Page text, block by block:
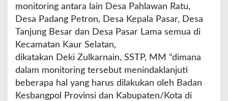
o
t
o
r
g
S
monitoring antara lain Desa Pahlawan Ratu,
Desa Padang Petron, Desa Kepala Pasar, Desa
Tanjung Besar dan Desa Pasar Lama semua di
Kecamatan Kaur Selatan,
dikatakan Deki Zulkarnain, SSTP, MM “dimana
dalam monitoring tersebut menindaklanjuti
beberapa hal yang harus dilakukan oleh Badan
Kesbangpol Provinsi dan Kabupaten/Kota di